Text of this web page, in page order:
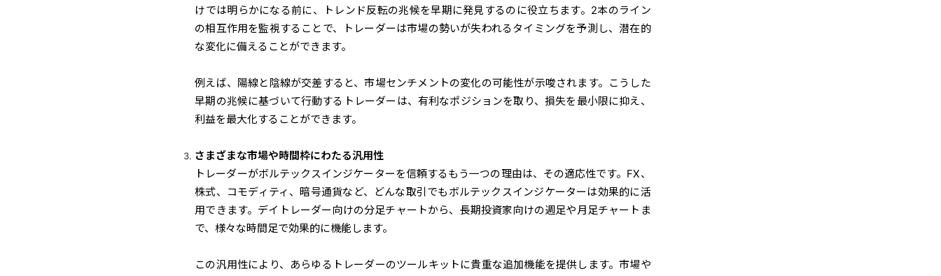
けでは明らかになる前に、トレンド反転の兆候を早期に発見するのに役立ちます。2本のライン
の相互作用を監視することで、トレーダーは市場の勢いが失われるタイミングを予測し、潜在的
な変化に備えることができます。
例えば、陽線と陰線が交差すると、市場センチメントの変化の可能性が示唆されます。こうした
早期の兆候に基づいて行動するトレーダーは、有利なポジションを取り、損失を最小限に抑え、
利益を最大化することができます。
さまざまな市場や時間枠にわたる汎用性
トレーダーがボルテックスインジケーターを信頼するもう一つの理由は、その適応性です。FX、
株式、コモディティ、暗号通貨など、どんな取引でもボルテックスインジケーターは効果的に活
用できます。デイトレーダー向けの分足チャートから、長期投資家向けの週足や月足チャートま
で、様々な時間足で効果的に機能します。
この汎用性により、あらゆるトレーダーのツールキットに貴重な追加機能を提供します。市場や